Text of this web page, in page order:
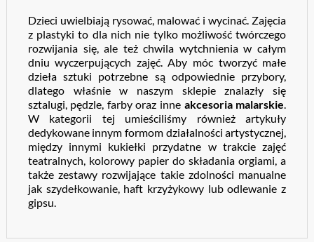
Dzieci uwielbiają rysować, malować i wycinać. Zajęcia
z plastyki to dla nich nie tylko możliwość twórczego
rozwijania się, ale też chwila wytchnienia w całym
dniu wyczerpujących zajęć. Aby móc tworzyć małe
dzieła sztuki potrzebne są odpowiednie przybory,
dlatego właśnie w naszym sklepie znalazły się
sztalugi, pędzle, farby oraz inne akcesoria malarskie.
W kategorii tej umieściliśmy również artykuły
dedykowane innym formom działalności artystycznej,
między innymi kukiełki przydatne w trakcie zajęć
teatralnych, kolorowy papier do składania orgiami, a
także zestawy rozwijające takie zdolności manualne
jak szydełkowanie, haft krzyżykowy lub odlewanie z
gipsu.